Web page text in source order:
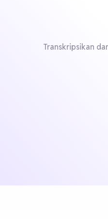
Transkripsikan